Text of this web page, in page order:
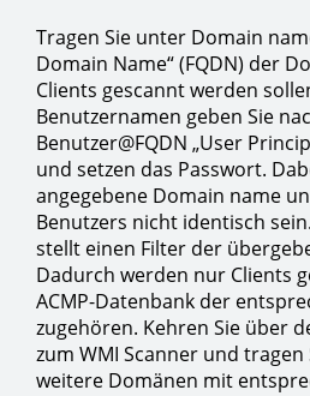
Tragen Sie unter Domain
Domain Name“ (FQDN) der
Clients gescannt werden
Benutzernamen geben Sie
Benutzer@FQDN „User
und setzen das Passwort.
angegebene Domain name
Benutzers nicht identisch
stellt einen Filter der
Dadurch werden nur Clients
ACMP-Datenbank der
zugehören. Kehren Sie über
zum WMI Scanner und tragen
weitere Domänen mit